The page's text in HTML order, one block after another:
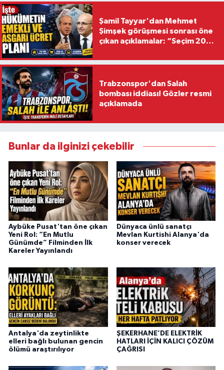
Şamil Tayyar'dan Mehmet
Şimşek görüşmesi sonrası öne
çıkan açıklamalar: “Seçim 2028
Trabzonspor'dan Salah
bombası iddiası! Gözler resmi
açıklamada
Bunlar da ilginizi çekebilir
Aybüke Pusat'tan öne çıkan
Yeni Rol: “En Mutlu
Günümde” Filminden İlk
Kareler Yayınlandı
Dünyaca ünlü sanatçı
Mevlan Kurtishi Alanya'da
konser verecek
Antalya'da zeytinlikte
elleri bağlı bulunan gencin
ölümü araştırılıyor
ŞEKERHANE’DE ELEKTRİK
HATLARI İÇİN KALICI ÇÖZÜM
ÇAĞRISI